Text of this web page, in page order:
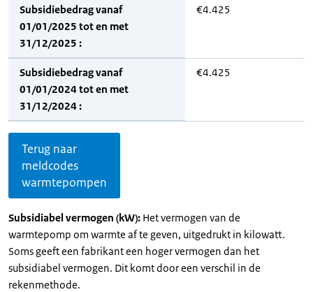
Subsidiebedrag vanaf
01/01/2025 tot en met
31/12/2025 :
€4.425
Subsidiebedrag vanaf
01/01/2024 tot en met
31/12/2024 :
€4.425
Terug naar
meldcodes
warmtepompen
Subsidiabel vermogen (kW): Het vermogen van de
warmtepomp om warmte af te geven, uitgedrukt in kilowatt.
Soms geeft een fabrikant een hoger vermogen dan het
subsidiabel vermogen. Dit komt door een verschil in de
rekenmethode.